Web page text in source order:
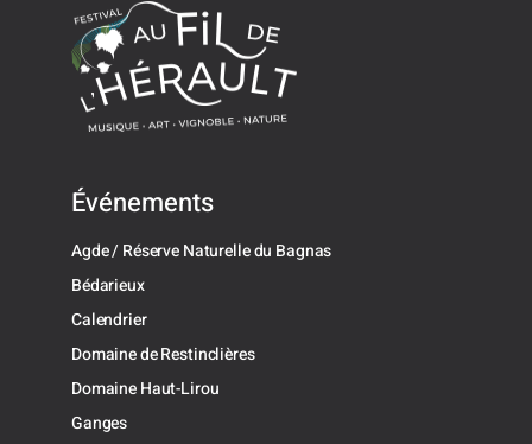
Événements
Agde / Réserve Naturelle du Bagnas
Bédarieux
Calendrier
Domaine de Restinclières
Domaine Haut-Lirou
Ganges